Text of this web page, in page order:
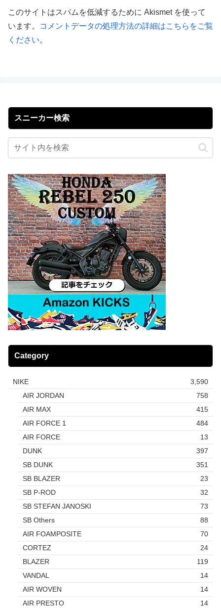
このサイトはスパムを低減するために Akismet を使って
います。
コメントデータの処理方法の詳細はこちらをご覧
ください。
スニーカー検索
Category
NIKE
3,590
AIR JORDAN
758
AIR MAX
415
AIR FORCE 1
484
AIR FORCE
13
DUNK
397
SB DUNK
351
SB BLAZER
23
SB P-ROD
32
SB STEFAN JANOSKI
73
SB Others
88
AIR FOAMPOSITE
70
CORTEZ
24
BLAZER
119
VANDAL
14
AIR WOVEN
14
AIR PRESTO
14